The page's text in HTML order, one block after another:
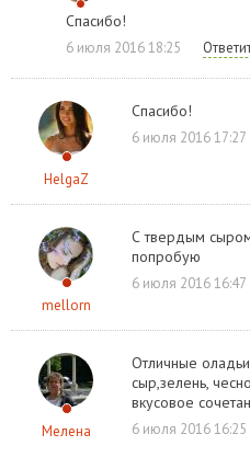
Спасибо!
6 июля 2016 18:25
HelgaZ
Спасибо!
6 июля 2016 17:27
mellorn
С твердым
попробую
6 июля 2016 16:47
Мелена
Отличные
сыр,зелень,
вкусовое
6 июля 2016 16:25